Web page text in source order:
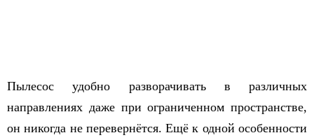
Пылесос удобно разворачивать в различных
направлениях даже при ограниченном пространстве,
он никогда не перевернётся. Ещё к одной особенности